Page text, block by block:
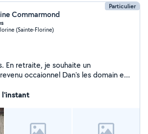
Particulier
Commarmond
(Sainte-Florine)
En retraite, je souhaite un
occaionnel Dan's les domain es
l'instant